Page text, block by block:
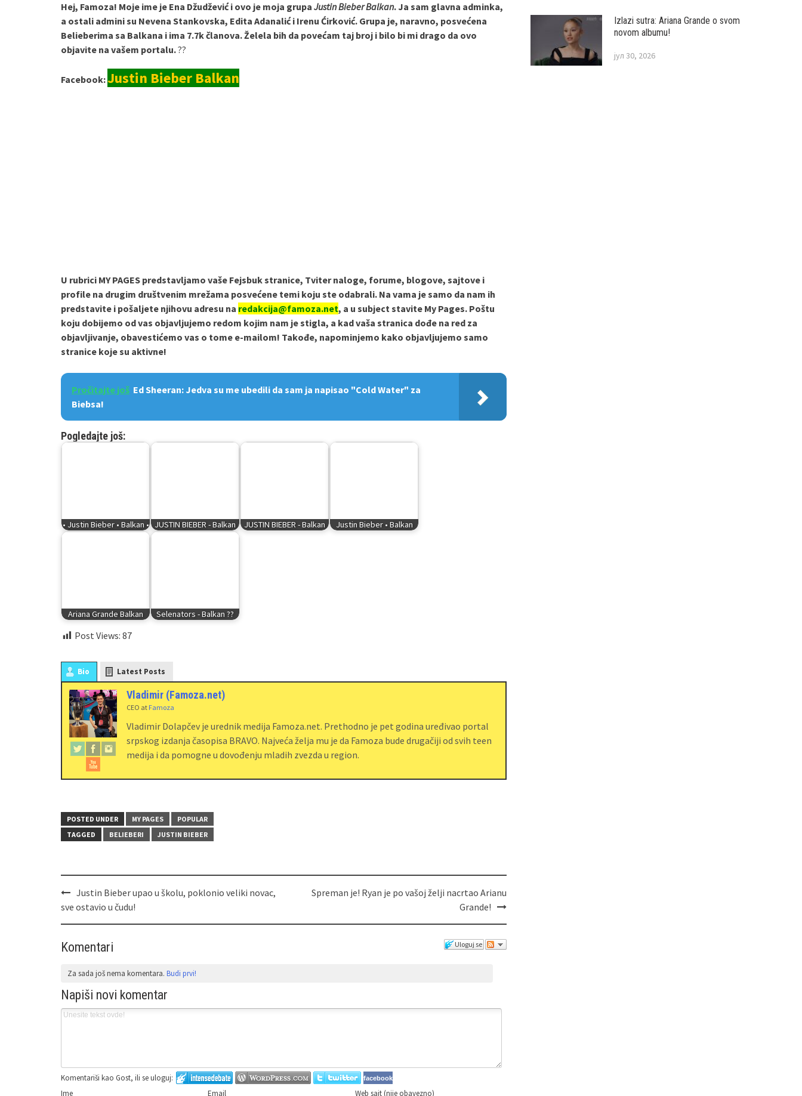
Hej, Famoza! Moje ime je Ena Džudžević i ovo je moja grupa Justin Bieber Balkan. Ja sam glavna adminka,
a ostali admini su Nevena Stankovska, Edita Adanalić i Irenu Ćirković. Grupa je, naravno, posvećena
Belieberima sa Balkana i ima 7.7k članova. Želela bih da povećam taj broj i bilo bi mi drago da ovo
objavite na vašem portalu.??
Facebook:Justin Bieber Balkan
U rubrici MY PAGES predstavljamo vaše Fejsbuk stranice, Tviter naloge, forume, blogove, sajtove i
profile na drugim društvenim mrežama posvećene temi koju ste odabrali. Na vama je samo da nam ih
predstavite i pošaljete njihovu adresu na redakcija@famoza.net, a u subject stavite My Pages. Poštu
koju dobijemo od vas objavljujemo redom kojim nam je stigla, a kad vaša stranica dođe na red za
objavljivanje, obavestićemo vas o tome e-mailom! Takođe, napominjemo kako objavljujemo samo
stranice koje su aktivne!
Pročitajte još Ed Sheeran: Jedva su me ubedili da sam ja napisao "Cold Water" za
Biebsa!
Pogledajte još:
• Justin Bieber • Balkan • JUSTIN BIEBER - Balkan JUSTIN BIEBER - Balkan Justin Bieber • Balkan
Ariana Grande Balkan Selenators - Balkan ??
Post Views: 87
Bio Latest Posts
Vladimir (Famoza.net)
CEO at Famoza
Vladimir Dolapčev je urednik medija Famoza.net. Prethodno je pet godina uređivao portal
srpskog izdanja časopisa BRAVO. Najveća želja mu je da Famoza bude drugačiji od svih teen
medija i da pomogne u dovođenju mladih zvezda u region.
POSTED UNDER MY PAGES
POPULAR
TAGGED
BELIEBERI JUSTIN BIEBER
Justin Bieber upao u školu, poklonio veliki novac,
sve ostavio u čudu!
Spreman je! Ryan je po vašoj želji nacrtao Arianu
Grande!
Uloguj se
Komentari
Za sada još nema komentara.Budi prvi!
Napiši novi komentar
Komentariši kao Gost, ili se uloguj: facebook
Ime Email Web sajt (nije obavezno)
Izlazi sutra: Ariana Grande o svom
novom albumu!
јул 30, 2026